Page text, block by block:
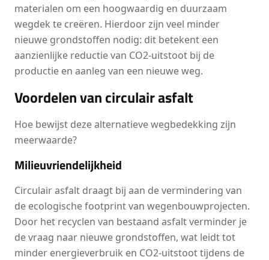
materialen om een hoogwaardig en duurzaam
wegdek te creëren. Hierdoor zijn veel minder
nieuwe grondstoffen nodig: dit betekent een
aanzienlijke reductie van CO2-uitstoot bij de
productie en aanleg van een nieuwe weg.
Voordelen van circulair asfalt
Hoe bewijst deze alternatieve wegbedekking zijn
meerwaarde?
Milieuvriendelijkheid
Circulair asfalt draagt bij aan de vermindering van
de ecologische footprint van wegenbouwprojecten.
Door het recyclen van bestaand asfalt verminder je
de vraag naar nieuwe grondstoffen, wat leidt tot
minder energieverbruik en CO2-uitstoot tijdens de